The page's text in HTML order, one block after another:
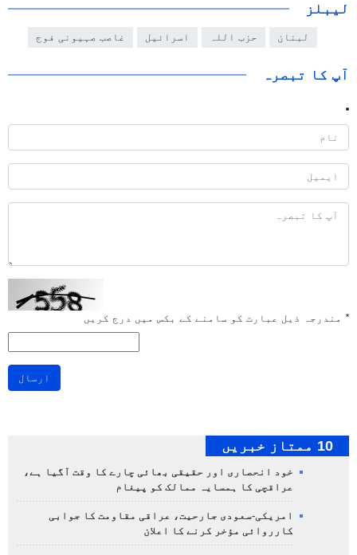
لیبلز
لبنان حزب اللہ اسرائیل غاصب صہیونی فوج
آپ کا تبصرہ
* مندرجہ ذیل عبارت کو سامنے کے بکس میں درج کریں
ارسال
10 ممتاز خبریں
خود انحصاری اور حقیقی بھائی چارے کا وقت آگیا ہے،
عراقچی کا ہمسایہ ممالک کو پیغام
امریکی-سعودی جارحیت، عراقی مقاومت کا جوابی
کارروائی مؤخر کرنے کا اعلان